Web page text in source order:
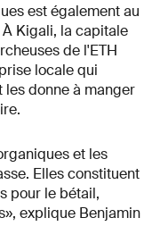
est également au
Kigali, la capitale
de l'ETH
locale qui
donne à manger
et les
Elles constituent
pour le bétail,
explique Benjamin